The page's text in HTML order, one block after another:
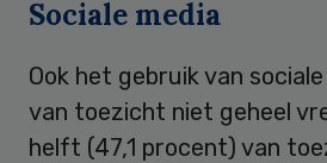
Sociale media
Ook het gebruik van
van toezicht niet geheel
helft (47,1 procent) van